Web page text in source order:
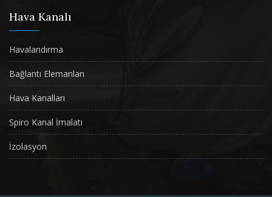
Hava Kanalı
Havalandırma
Bağlantı Elemanları
Hava Kanalları
Spiro Kanal İmalatı
İzolasyon